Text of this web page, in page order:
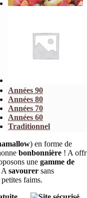
) en forme de
bonbonnière ! A
une gamme de
A savourer sans
faims.
Années 90
Années 80
Années 70
Années 60
Traditionnel